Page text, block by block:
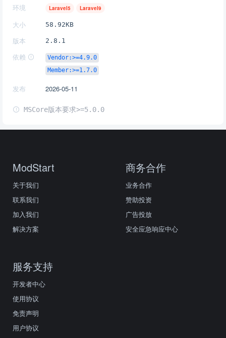
环境 Laravel5 Laravel9
大小 58.92KB
版本 2.8.1
依赖
Vendor:>=4.9.0
Member:>=1.7.0
发布 2026-05-11
MSCore版本要求>=5.0.0
ModStart
关于我们
联系我们
加入我们
解决方案
商务合作
业务合作
赞助投资
广告投放
安全应急响应中心
服务支持
开发者中心
使用协议
免责声明
用户协议